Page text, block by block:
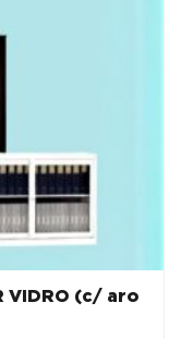
VIDRO (c/ aro